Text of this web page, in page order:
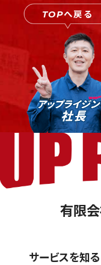
TOPへ戻る
有限
サービスを知る